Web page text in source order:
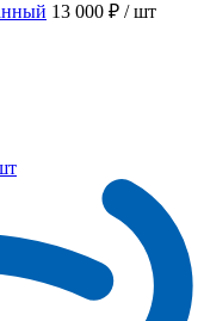
13 000 ₽ / шт